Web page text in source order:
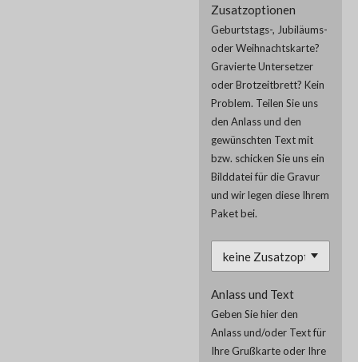
Zusatzoptionen
Geburtstags-, Jubiläums-
oder Weihnachtskarte?
Gravierte Untersetzer
oder Brotzeitbrett? Kein
Problem. Teilen Sie uns
den Anlass und den
gewünschten Text mit
bzw. schicken Sie uns ein
Bilddatei für die Gravur
und wir legen diese Ihrem
Paket bei.
Anlass und Text
Geben Sie hier den
Anlass und/oder Text für
Ihre Grußkarte oder Ihre